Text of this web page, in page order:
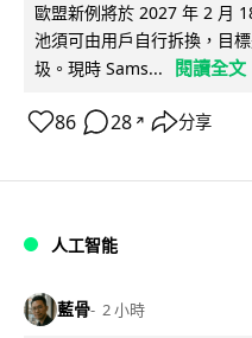
歐盟新例將於 2027 年 2 月
池須可由用戶自行拆換，目
圾。現時 Sams...
閱讀全文
86 28 ↗ 分享
人工智能
藍骨 2 小時